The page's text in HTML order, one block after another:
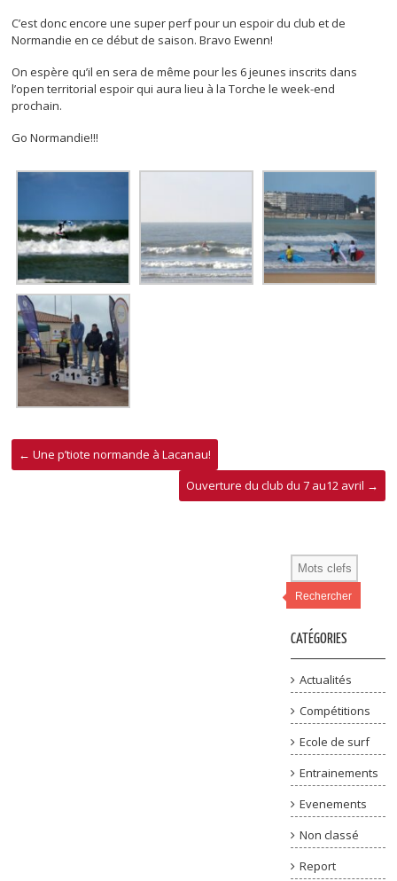
C’est donc encore une super perf pour un espoir du club et de
Normandie en ce début de saison. Bravo Ewenn!
On espère qu’il en sera de même pour les 6 jeunes inscrits dans
l’open territorial espoir qui aura lieu à la Torche le week-end
prochain.
Go Normandie!!!
← Une p’tiote normande à Lacanau!
Ouverture du club du 7 au12 avril →
Rechercher
CATÉGORIES
Actualités
Compétitions
Ecole de surf
Entrainements
Evenements
Non classé
Report